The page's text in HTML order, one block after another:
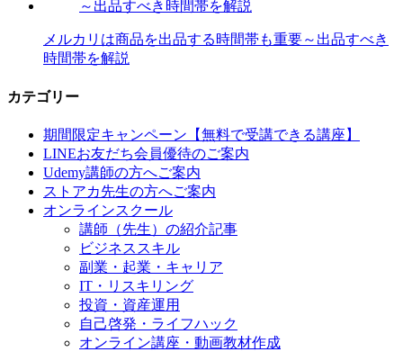
メルカリは商品を出品する時間帯も重要～出品すべき
時間帯を解説
カテゴリー
期間限定キャンペーン【無料で受講できる講座】
LINEお友だち会員優待のご案内
Udemy講師の方へご案内
ストアカ先生の方へご案内
オンラインスクール
講師（先生）の紹介記事
ビジネススキル
副業・起業・キャリア
IT・リスキリング
投資・資産運用
自己啓発・ライフハック
オンライン講座・動画教材作成